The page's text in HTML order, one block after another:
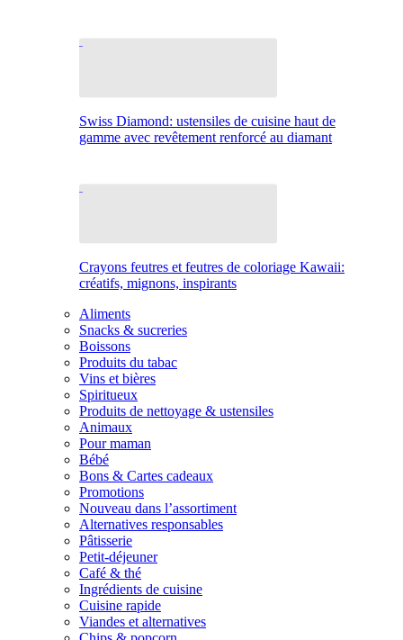
Swiss Diamond: ustensiles de cuisine haut de
gamme avec revêtement renforcé au diamant
Crayons feutres et feutres de coloriage Kawaii:
créatifs, mignons, inspirants
Aliments
Snacks & sucreries
Boissons
Produits du tabac
Vins et bières
Spiritueux
Produits de nettoyage & ustensiles
Animaux
Pour maman
Bébé
Bons & Cartes cadeaux
Promotions
Nouveau dans l’assortiment
Alternatives responsables
Pâtisserie
Petit-déjeuner
Café & thé
Ingrédients de cuisine
Cuisine rapide
Viandes et alternatives